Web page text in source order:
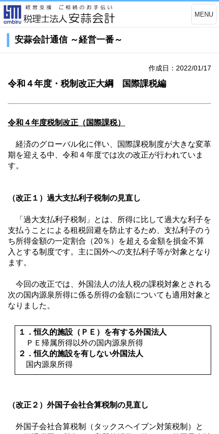
MENU
安蒜会計通信 ～経営一番～
作成日：2022/01/17
令和４年度・税制改正大綱 国際課税編
令和４年度税制改正（国際課税）
経済のグローバル化に伴い、国際課税制度が大きな変革
期を迎える中、令和４年度では次の改正が行われていま
す。
（改正１）過大支払利子税制の見直し
「過大支払利子税制」とは、所得に比して過大な利子を
支払うことによる租税回避を防止するため、支払利子のう
ち所得金額の一定割合（20％）を超える金額を損金不算
入とする制度です。主に国外への支払利子等が対象となり
ます。
今回の改正では、外国法人の法人税の課税対象とされる
次の国内源泉所得に係る所得の金額についても適用対象と
なりました。
１．恒久的施設（ＰＥ）を有する外国法人
ＰＥ帰属所得以外の国内源泉所得
２．恒久的施設を有しない外国法人
国内源泉所得
（改正２）外国子会社合算税制の見直し
外国子会社合算税制（タックスヘイブン対策税制）と